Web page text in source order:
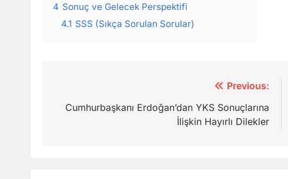
4 Sonuç ve Gelecek Perspektifi
4.1 SSS (Sıkça Sorulan Sorular)
gezinmesi
Previous:
Cumhurbaşkanı Erdoğan’dan YKS Sonuçlarına
İlişkin Hayırlı Dilekler